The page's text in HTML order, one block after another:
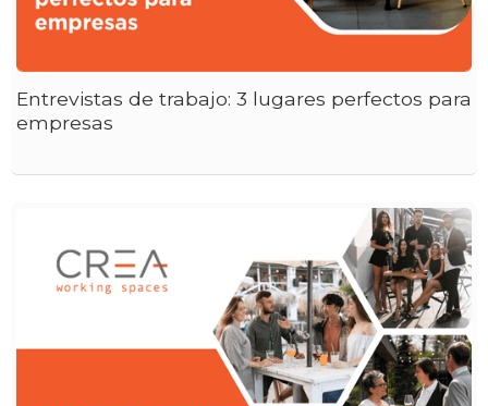
Entrevistas de trabajo: 3 lugares perfectos para
empresas